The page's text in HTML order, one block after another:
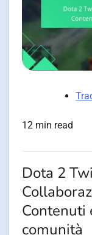
12 min read
Dota 2
Contenuti
comunità